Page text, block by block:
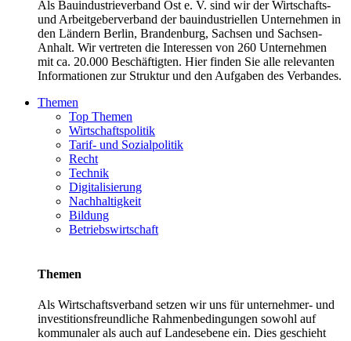
Als Bauindustrieverband Ost e. V. sind wir der Wirtschafts-
und Arbeitgeberverband der bauindustriellen Unternehmen in
den Ländern Berlin, Brandenburg, Sachsen und Sachsen-
Anhalt. Wir vertreten die Interessen von 260 Unternehmen
mit ca. 20.000 Beschäftigten. Hier finden Sie alle relevanten
Informationen zur Struktur und den Aufgaben des Verbandes.
Themen
Top Themen
Wirtschaftspolitik
Tarif- und Sozialpolitik
Recht
Technik
Digitalisierung
Nachhaltigkeit
Bildung
Betriebswirtschaft
Themen
Als Wirtschaftsverband setzen wir uns für unternehmer- und
investitionsfreundliche Rahmenbedingungen sowohl auf
kommunaler als auch auf Landesebene ein. Dies geschieht